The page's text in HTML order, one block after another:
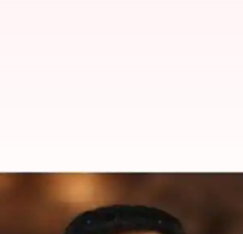
चुनाव आयोग का सख्त
मुकुल तोमर 04:13 pm